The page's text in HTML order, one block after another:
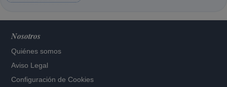
Nosotros
Quiénes somos
Aviso Legal
Configuración de Cookies